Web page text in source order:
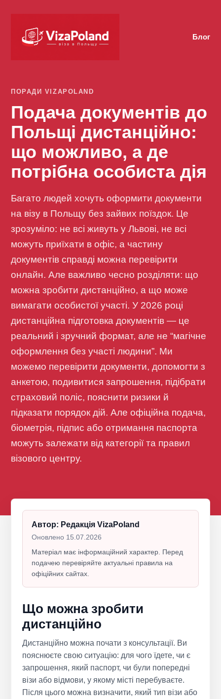
Блог
ПОРАДИ VIZAPOLAND
Подача документів до
Польщі дистанційно:
що можливо, а де
потрібна особиста дія
Багато людей хочуть оформити документи
на візу в Польщу без зайвих поїздок. Це
зрозуміло: не всі живуть у Львові, не всі
можуть приїхати в офіс, а частину
документів справді можна перевірити
онлайн. Але важливо чесно розділяти: що
можна зробити дистанційно, а що може
вимагати особистої участі. У 2026 році
дистанційна підготовка документів — це
реальний і зручний формат, але не “магічне
оформлення без участі людини”. Ми
можемо перевірити документи, допомогти з
анкетою, подивитися запрошення, підібрати
страховий поліс, пояснити ризики й
підказати порядок дій. Але офіційна подача,
біометрія, підпис або отримання паспорта
можуть залежати від категорії та правил
візового центру.
Автор: Редакція VizaPoland
Оновлено 15.07.2026
Матеріал має інформаційний характер. Перед
подачею перевіряйте актуальні правила на
офіційних сайтах.
Що можна зробити
дистанційно
Дистанційно можна почати з консультації. Ви
пояснюєте свою ситуацію: для чого їдете, чи є
запрошення, який паспорт, чи були попередні
візи або відмови, у якому місті перебуваєте.
Після цього можна визначити, який тип візи або